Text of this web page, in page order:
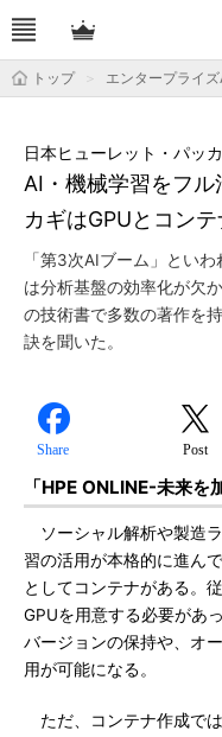
トップ エンタープライズ
AI・機械学習をフ
カギはGPUとコンテ
日本ヒューレット・パッ
「第3次AIブーム」とい
は分析基盤の効率化が欠
の技術書で多数の著作を
訣を聞いた。
Share Post
「HPE ONLINE-未来
ソーシャル解析や製造
習の活用が本格的に進ん
としてコンテナがある。
GPUを用意する必要があ
バージョンの保持や、オ
用が可能になる。
ただ、コンテナ作成で